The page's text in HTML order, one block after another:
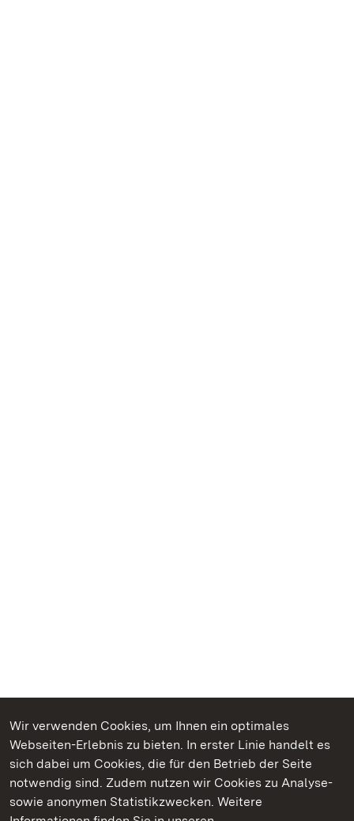
Wir verwenden Cookies, um Ihnen ein optimales
Webseiten-Erlebnis zu bieten. In erster Linie handelt es
sich dabei um Cookies, die für den Betrieb der Seite
notwendig sind. Zudem nutzen wir Cookies zu Analyse-
sowie anonymen Statistikzwecken. Weitere
Kommen. Staunen. Genießen.